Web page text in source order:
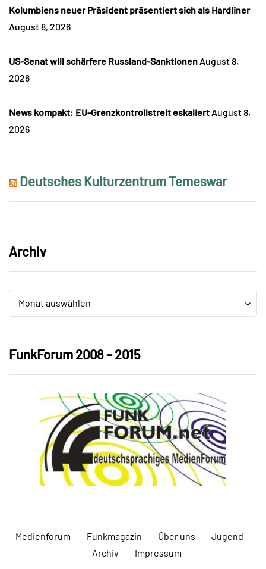
Kolumbiens neuer Präsident präsentiert sich als Hardliner
August 8, 2026
US-Senat will schärfere Russland-Sanktionen August 8,
2026
News kompakt: EU-Grenzkontrollstreit eskaliert August 8,
2026
Deutsches Kulturzentrum Temeswar
Archiv
Archiv
Monat auswählen
Archiv
FunkForum 2008 – 2015
Medienforum Funkmagazin Über uns
Jugend
Archiv
Impressum